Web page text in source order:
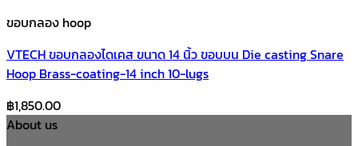
ขอบกลอง hoop
VTECH ขอบกลองไดเคส ขนาด 14 นิ้ว ขอบบน Die casting Snare
Hoop Brass-coating-14 inch 10-lugs
฿1,850.00
About us